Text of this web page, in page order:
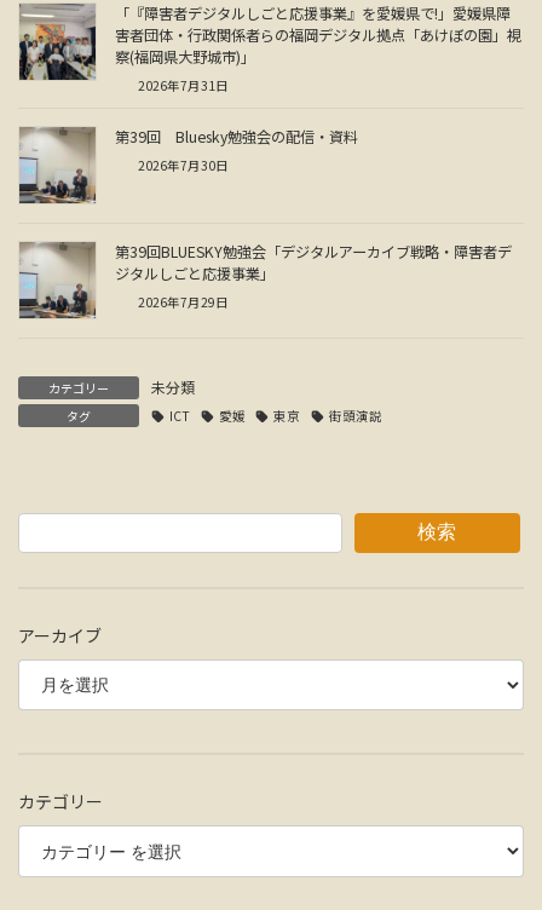
「『障害者デジタルしごと応援事業』を愛媛県で!」愛媛県障
害者団体・行政関係者らの福岡デジタル拠点「あけぼの園」視
察(福岡県大野城市)」
2026年7月31日
第39回 Bluesky勉強会の配信・資料
2026年7月30日
第39回BLUESKY勉強会「デジタルアーカイブ戦略・障害者デ
ジタルしごと応援事業」
2026年7月29日
カテゴリー 未分類
タグ ICT 愛媛 東京 街頭演説
検索
アーカイブ
カテゴリー